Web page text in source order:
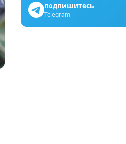
подпишитесь
Telegram